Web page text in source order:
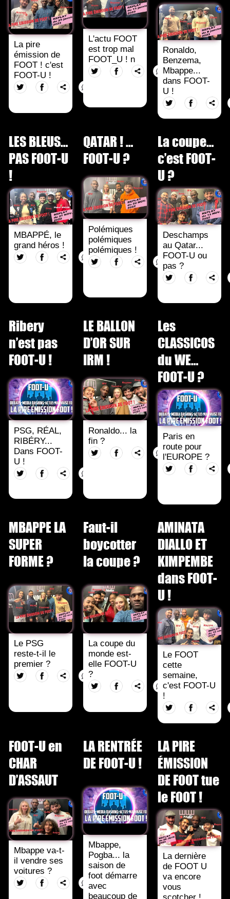
La pire
émission de
FOOT ! c'est
FOOT-U !
L'actu FOOT
est trop mal
FOOT_U ! n
Ronaldo,
Benzema,
Mbappe...
dans FOOT-
U !
LES BLEUS…
PAS FOOT-U
!
MBAPPÉ, le
grand héros !
QATAR ! …
FOOT-U ?
Polémiques
polémiques
polémiques !
La coupe…
c’est FOOT-
U ?
Deschamps
au Qatar...
FOOT-U ou
pas ?
Ribery
n’est pas
FOOT-U !
PSG, RÉAL,
RIBÉRY...
Dans FOOT-
U !
LE BALLON
D’OR SUR
IRM !
Ronaldo... la
fin ?
Les
CLASSICOS
du WE…
FOOT-U ?
Paris en
route pour
l'EUROPE ?
MBAPPE LA
SUPER
FORME ?
Le PSG
reste-t-il le
premier ?
Faut-il
boycotter
la coupe ?
La coupe du
monde est-
elle FOOT-U
?
AMINATA
DIALLO ET
KIMPEMBE
dans FOOT-
U !
Le FOOT
cette
semaine,
c'est FOOT-U
!
FOOT-U en
CHAR
D’ASSAUT
Mbappe va-t-
il vendre ses
voitures ?
LA RENTRÉE
DE FOOT-U !
Mbappe,
Pogba... la
saison de
foot démarre
avec
beaucoup de
LA PIRE
ÉMISSION
DE FOOT tue
le FOOT !
La dernière
de FOOT U
va encore
vous